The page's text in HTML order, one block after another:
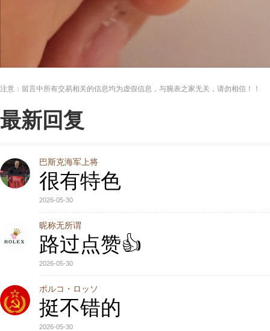
注意：留言中所有交易相关的信息均为虚假信息，与腕表之家无关，请勿相信！！
最新回复
巴斯克海军上将
很有特色
2026-05-30
昵称无所谓
路过点赞👍
2026-05-30
ポルコ・ロッソ
挺不错的
2026-05-30